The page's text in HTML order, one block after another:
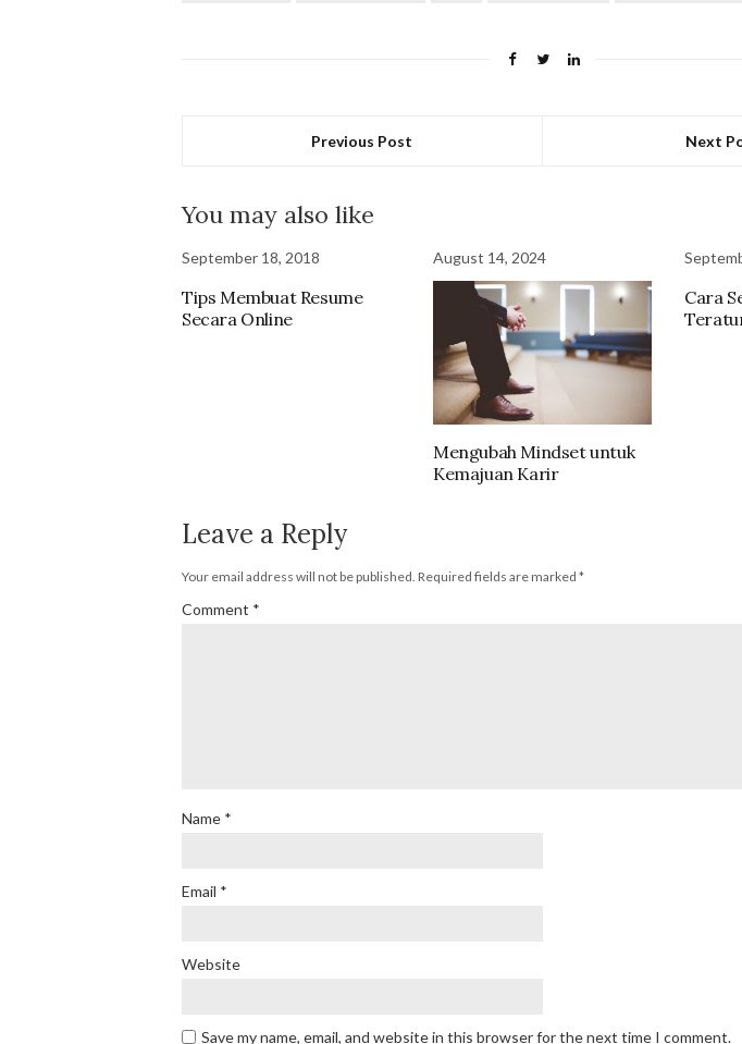
Previous Post Next
You may also like
September 18, 2018
Tips Membuat Resume
Secara Online
August 14, 2024
Mengubah Mindset untuk
Kemajuan Karir
Cara
Leave a Reply
Your email address will not be published. Required fields are marked *
Comment *
Name *
Email *
Website
Save my name, email, and website in this browser for the next time I comment.